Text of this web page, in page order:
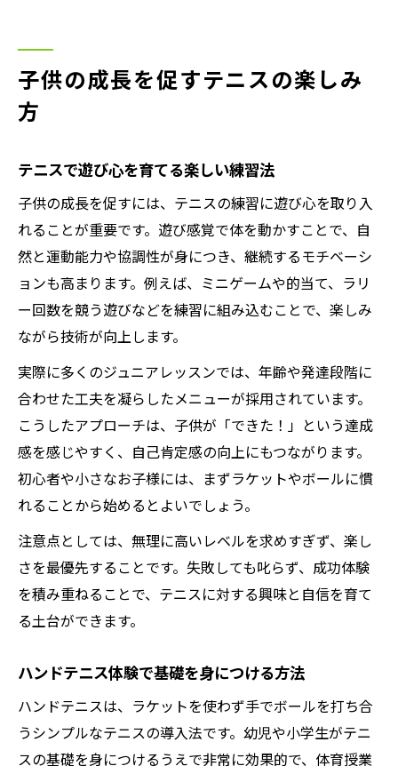
子供の成長を促すテニスの楽しみ
方
テニスで遊び心を育てる楽しい練習法
子供の成長を促すには、テニスの練習に遊び心を取り入
れることが重要です。遊び感覚で体を動かすことで、自
然と運動能力や協調性が身につき、継続するモチベーシ
ョンも高まります。例えば、ミニゲームや的当て、ラリ
ー回数を競う遊びなどを練習に組み込むことで、楽しみ
ながら技術が向上します。
実際に多くのジュニアレッスンでは、年齢や発達段階に
合わせた工夫を凝らしたメニューが採用されています。
こうしたアプローチは、子供が「できた！」という達成
感を感じやすく、自己肯定感の向上にもつながります。
初心者や小さなお子様には、まずラケットやボールに慣
れることから始めるとよいでしょう。
注意点としては、無理に高いレベルを求めすぎず、楽し
さを最優先することです。失敗しても叱らず、成功体験
を積み重ねることで、テニスに対する興味と自信を育て
る土台ができます。
ハンドテニス体験で基礎を身につける方法
ハンドテニスは、ラケットを使わず手でボールを打ち合
うシンプルなテニスの導入法です。幼児や小学生がテニ
スの基礎を身につけるうえで非常に効果的で、体育授業